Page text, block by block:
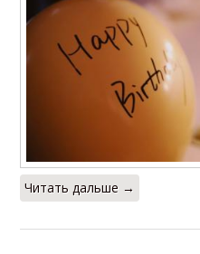
Читать дальше →